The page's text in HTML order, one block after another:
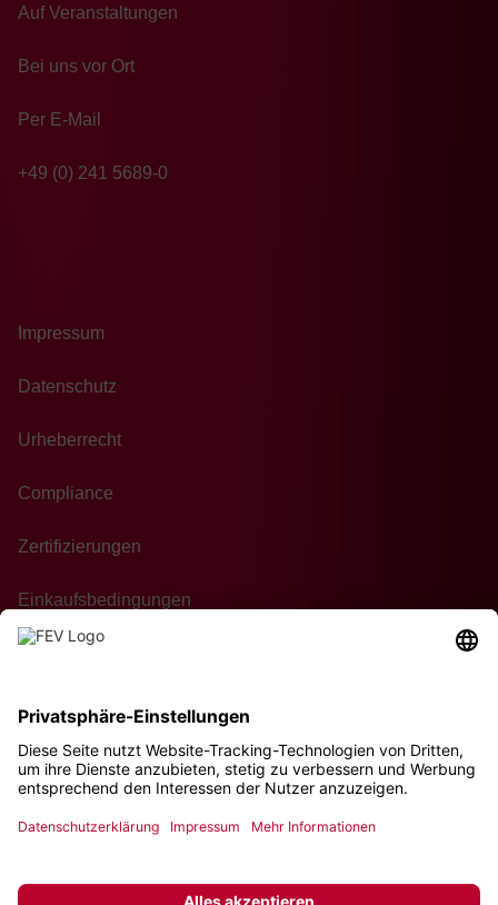
Auf Veranstaltungen
Bei uns vor Ort
Per E-Mail
+49 (0) 241 5689-0
Impressum
Datenschutz
Urheberrecht
Compliance
Zertifizierungen
Einkaufsbedingungen
Nachhaltigkeit